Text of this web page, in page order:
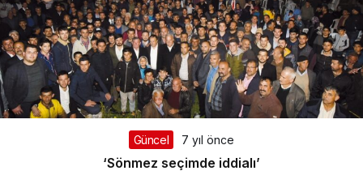
Güncel 7 yıl önce
‘Sönmez seçimde iddialı’